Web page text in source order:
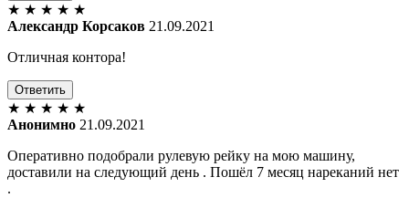
★ ★ ★ ★ ★
Александр Корсаков 21.09.2021
Отличная контора!
Ответить
★ ★ ★ ★ ★
Анонимно 21.09.2021
Оперативно подобрали рулевую рейку на мою машину,
доставили на следующий день . Пошёл 7 месяц нареканий нет
.